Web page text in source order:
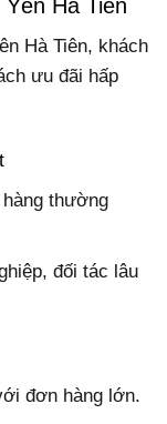
Hà Tiên
Hà Tiên, khách
ưu đãi hấp
thường
đối tác lâu
đơn hàng lớn.